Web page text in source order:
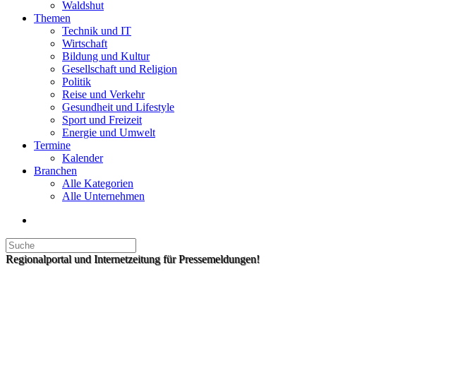
Waldshut
Themen
Technik und IT
Wirtschaft
Bildung und Kultur
Gesellschaft und Religion
Politik
Reise und Verkehr
Gesundheit und Lifestyle
Sport und Freizeit
Energie und Umwelt
Termine
Kalender
Branchen
Alle Kategorien
Alle Unternehmen
Regionalportal und Internetzeitung für Pressemeldungen!